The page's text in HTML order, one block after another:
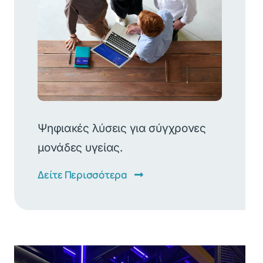
Ψηφιακές λύσεις για σύγχρονες
μονάδες υγείας.
Δείτε Περισσότερα